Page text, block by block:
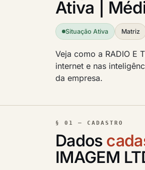
Ativa |
Situação Ativa Matriz
Veja como a RADIO E
internet e nas
da empresa.
§ 01 — CADASTRO
Dados
IMAGEM